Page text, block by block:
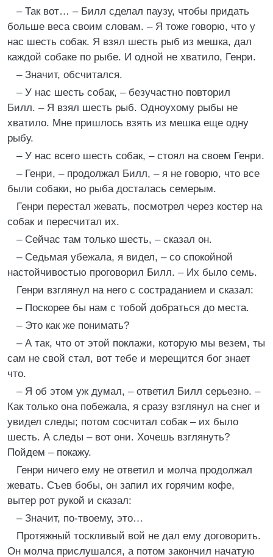
– Так вот… – Билл сделал паузу, чтобы придать
больше веса своим словам. – Я тоже говорю, что у
нас шесть собак. Я взял шесть рыб из мешка, дал
каждой собаке по рыбе. И одной не хватило, Генри.
– Значит, обсчитался.
– У нас шесть собак, – безучастно повторил
Билл. – Я взял шесть рыб. Одноухому рыбы не
хватило. Мне пришлось взять из мешка еще одну
рыбу.
– У нас всего шесть собак, – стоял на своем Генри.
– Генри, – продолжал Билл, – я не говорю, что все
были собаки, но рыба досталась семерым.
Генри перестал жевать, посмотрел через костер на
собак и пересчитал их.
– Сейчас там только шесть, – сказал он.
– Седьмая убежала, я видел, – со спокойной
настойчивостью проговорил Билл. – Их было семь.
Генри взглянул на него с состраданием и сказал:
– Поскорее бы нам с тобой добраться до места.
– Это как же понимать?
– А так, что от этой поклажи, которую мы везем, ты
сам не свой стал, вот тебе и мерещится бог знает
что.
– Я об этом уж думал, – ответил Билл серьезно. –
Как только она побежала, я сразу взглянул на снег и
увидел следы; потом сосчитал собак – их было
шесть. А следы – вот они. Хочешь взглянуть?
Пойдем – покажу.
Генри ничего ему не ответил и молча продолжал
жевать. Съев бобы, он запил их горячим кофе,
вытер рот рукой и сказал:
– Значит, по-твоему, это…
Протяжный тоскливый вой не дал ему договорить.
Он молча прислушался, а потом закончил начатую